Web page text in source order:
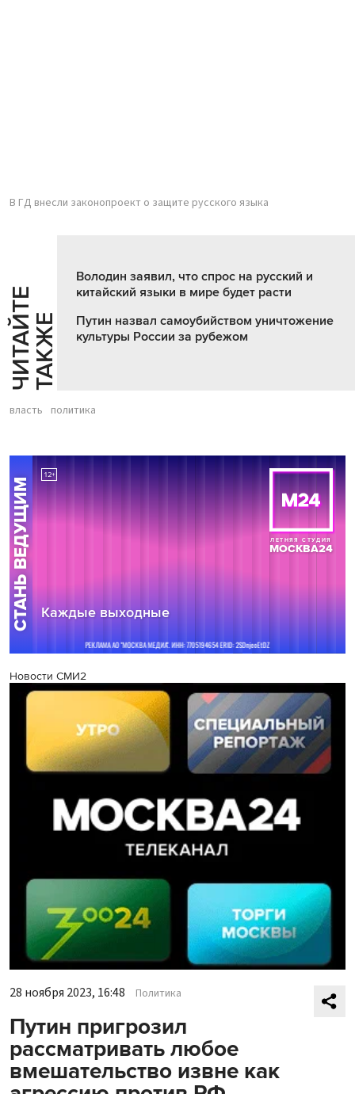
В ГД внесли законопроект о защите русского языка
Ч
И
Т
АЙ
Т
Е
Т
А
К
ЖЕ
Володин заявил, что спрос на русский и
китайский языки в мире будет расти
Путин назвал самоубийством уничтожение
культуры России за рубежом
власть политика
Новости СМИ2
28 ноября 2023, 16:48 Политика
Путин пригрозил
рассматривать любое
вмешательство извне как